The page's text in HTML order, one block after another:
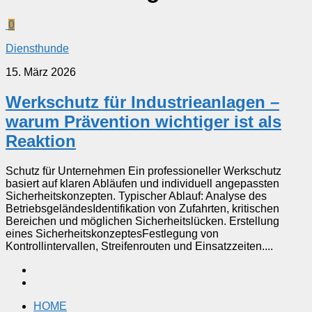
0
Diensthunde
15. März 2026
Werkschutz für Industrieanlagen –
warum Prävention wichtiger ist als
Reaktion
Schutz für Unternehmen Ein professioneller Werkschutz
basiert auf klaren Abläufen und individuell angepassten
Sicherheitskonzepten. Typischer Ablauf: Analyse des
BetriebsgeländesIdentifikation von Zufahrten, kritischen
Bereichen und möglichen Sicherheitslücken. Erstellung
eines SicherheitskonzeptesFestlegung von
Kontrollintervallen, Streifenrouten und Einsatzzeiten....
HOME